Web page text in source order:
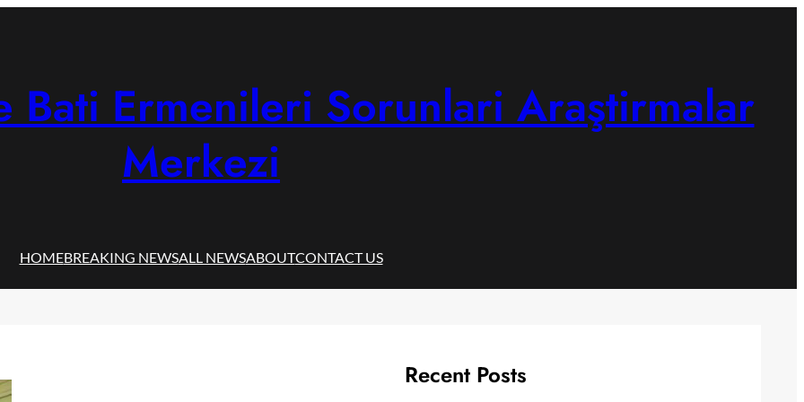
Bati Ermenileri Sorunlari Araştirmalar
Merkezi
HOMEBREAKING NEWSALL NEWSABOUTCONTACT US
Recent Posts